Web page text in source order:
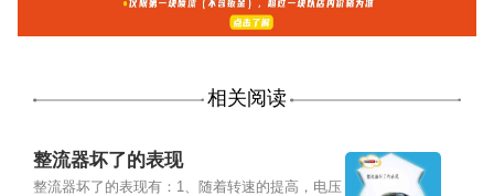
相关阅读
整流器坏了的表现
整流器坏了的表现有：1、随着转速的提高，电压